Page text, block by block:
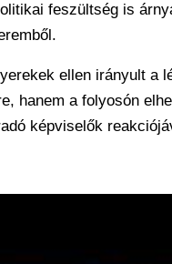
feszültség is
ellen irányult a
hanem a folyosón
képviselők